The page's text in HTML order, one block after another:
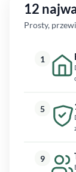
12
Prosty,
1
5
9